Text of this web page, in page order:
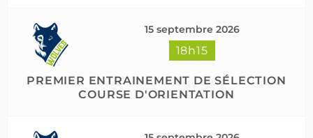
15 septembre 2026
18h15
PREMIER ENTRAINEMENT DE SÉLECTION
COURSE D'ORIENTATION